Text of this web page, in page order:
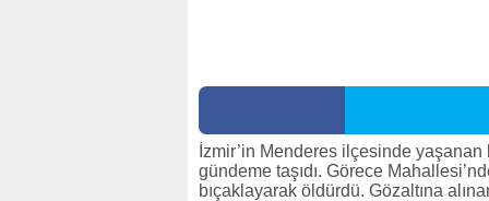
İzmir’in Menderes ilçesinde
gündeme taşıdı. Görece
bıçaklayarak öldürdü. Gözaltına